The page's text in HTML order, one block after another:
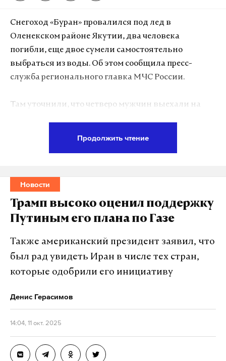
Снегоход «Буран» провалился под лед в
Оленекском районе Якутии, два человека
погибли, еще двое сумели самостоятельно
выбраться из воды. Об этом сообщила пресс-
служба регионального главка МЧС России.
Там уточнили, что четверо мужчин выехали на
числе инспекторы центра ГИМС (Госинспекции по
маломерным судам).
Средняя температура в этом районе Якутии сейчас
— от 7 до 15 градусов ниже нуля.
Подпишитесь на Daily Storm в MAX
работает там, где тормозит интернет.
Дзен
Продолжить чтение
Новости
Трамп высоко оценил поддержку
Путиным его плана по Газе
Также американский президент заявил, что
был рад увидеть Иран в числе тех стран,
которые одобрили его инициативу
Денис Герасимов
14:04, 11 окт. 2025